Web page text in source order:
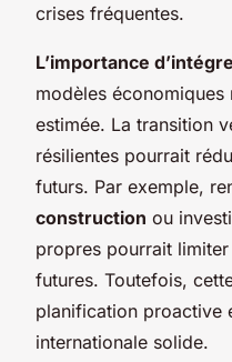
crises fréquentes.
L’importance
modèles
estimée. La transition
résilientes pourrait
futurs. Par exemple,
construction ou
propres pourrait
futures. Toutefois,
planification proactive
internationale solide.